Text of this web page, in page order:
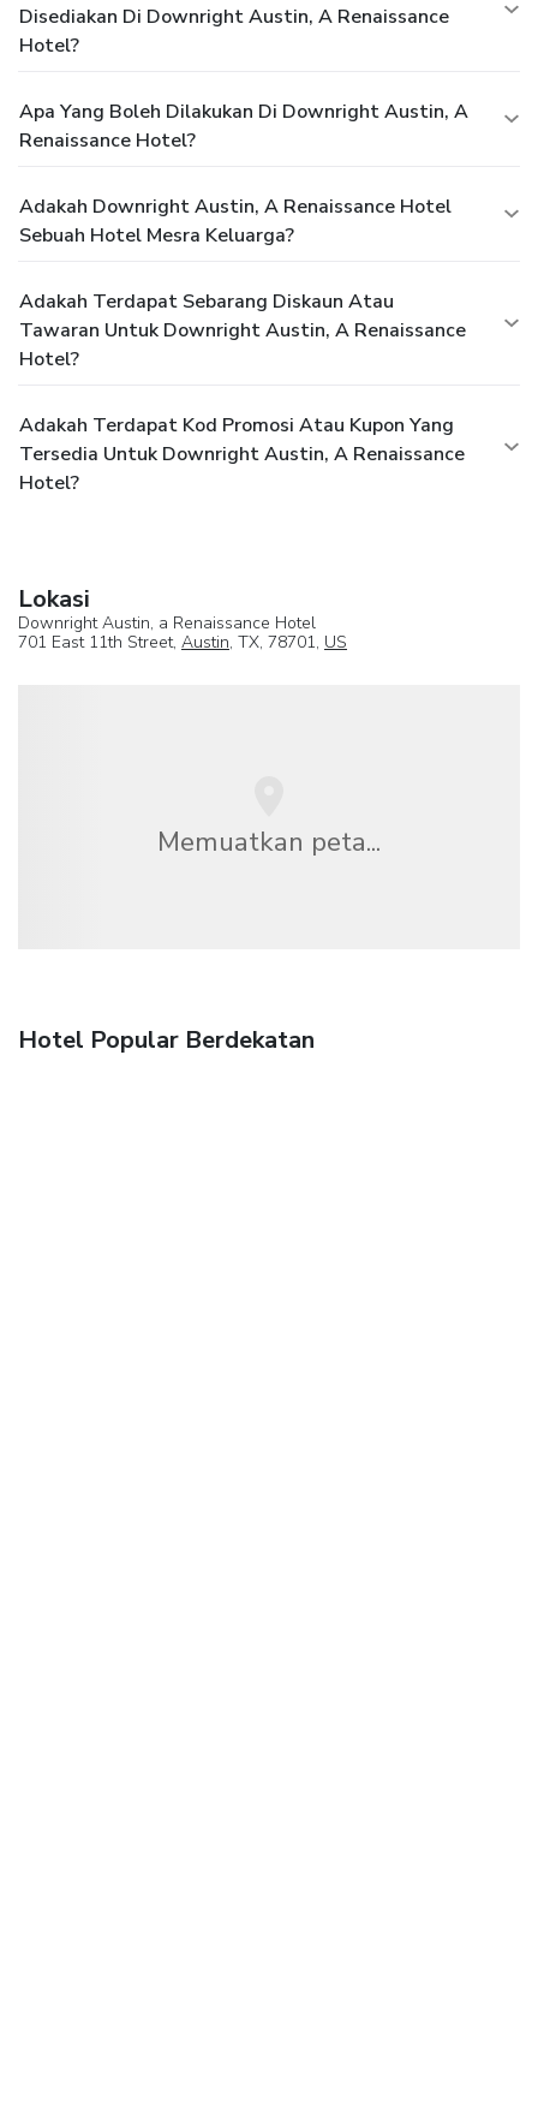
Disediakan Di Downright Austin, A Renaissance
Hotel?
Apa Yang Boleh Dilakukan Di Downright Austin, A
Renaissance Hotel?
Adakah Downright Austin, A Renaissance Hotel
Sebuah Hotel Mesra Keluarga?
Adakah Terdapat Sebarang Diskaun Atau
Tawaran Untuk Downright Austin, A Renaissance
Hotel?
Adakah Terdapat Kod Promosi Atau Kupon Yang
Tersedia Untuk Downright Austin, A Renaissance
Hotel?
Lokasi
Downright Austin, a Renaissance Hotel
701 East 11th Street, Austin, TX, 78701, US
Memuatkan peta...
Hotel Popular Berdekatan